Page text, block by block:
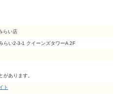
らい店
らい2-3-1 クイーンズタワーA 2F
あります。
ト